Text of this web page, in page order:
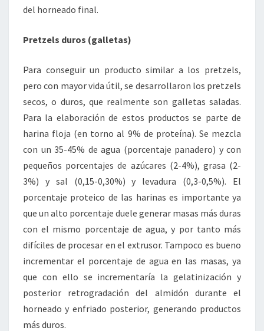
del horneado final.
Pretzels duros (galletas)
Para conseguir un producto similar a los pretzels,
pero con mayor vida útil, se desarrollaron los pretzels
secos, o duros, que realmente son galletas saladas.
Para la elaboración de estos productos se parte de
harina floja (en torno al 9% de proteína). Se mezcla
con un 35-45% de agua (porcentaje panadero) y con
pequeños porcentajes de azúcares (2-4%), grasa (2-
3%) y sal (0,15-0,30%) y levadura (0,3-0,5%). El
porcentaje proteico de las harinas es importante ya
que un alto porcentaje duele generar masas más duras
con el mismo porcentaje de agua, y por tanto más
difíciles de procesar en el extrusor. Tampoco es bueno
incrementar el porcentaje de agua en las masas, ya
que con ello se incrementaría la gelatinización y
posterior retrogradación del almidón durante el
horneado y enfriado posterior, generando productos
más duros.